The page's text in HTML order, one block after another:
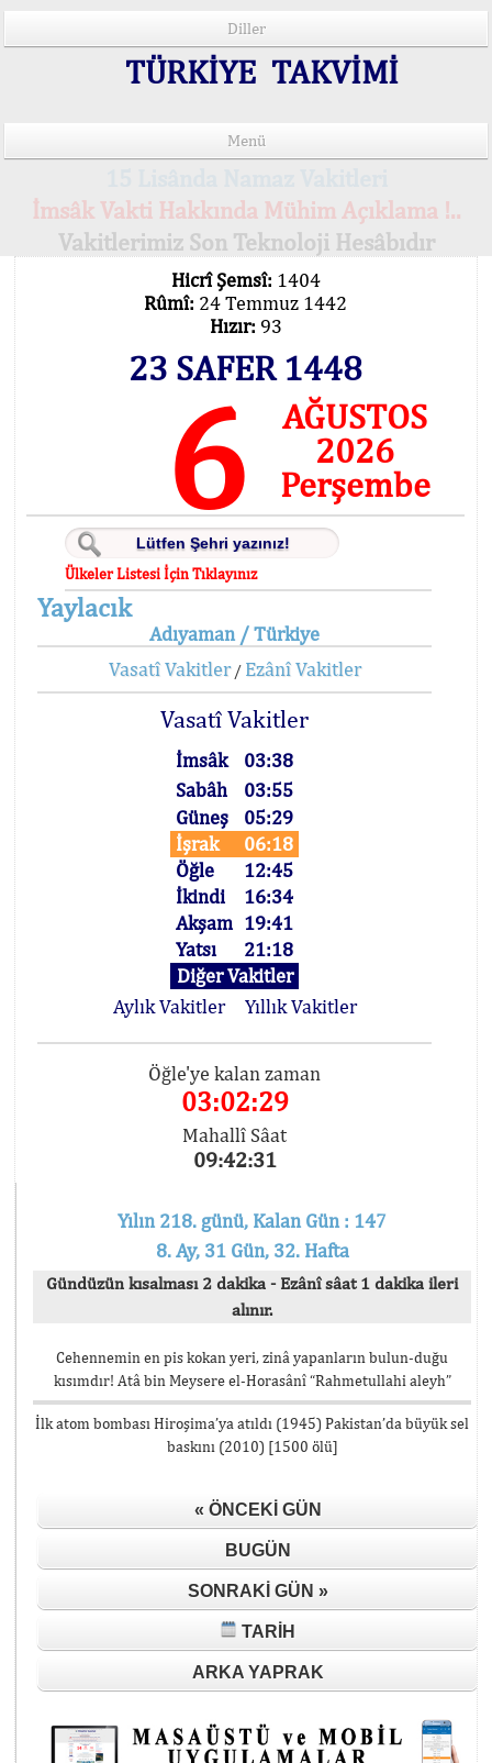
Diller
TÜRKİYE TAKVİMİ
Menü
İmsâk Vakti Hakkında Mühim Açıklama !..
Vakitlerimiz Son Teknoloji Hesâbıdır
Hicrî Şemsî: 1404
Rûmî: 24 Temmuz 1442
Hızır: 93
23 SAFER 1448
6
AĞUSTOS
2026
Perşembe
Ülkeler Listesi İçin Tıklayınız
Yaylacık
Adıyaman / Türkiye
Vasatî Vakitler/ Ezânî Vakitler
Vasatî Vakitler
İmsâk
03:38
Sabâh
03:55
Güneş
05:29
İşrak
06:18
Öğle
12:45
İkindi
16:34
Akşam 19:41
Yatsı
21:18
Diğer Vakitler
Aylık Vakitler
Yıllık Vakitler
Öğle'ye kalan zaman
03:02:29
Mahallî Sâat
09:42:31
Yılın 218. günü, Kalan Gün : 147
8. Ay, 31 Gün, 32. Hafta
Gündüzün kısalması 2 dakika - Ezânî sâat 1 dakika ileri
alınır.
Cehennemin en pis kokan yeri, zinâ yapanların bulun-duğu
kısımdır! Atâ bin Meysere el-Horasânî “Rahmetullahi aleyh”
İlk atom bombası Hiroşima’ya atıldı (1945) Pakistan’da büyük sel
baskını (2010) [1500 ölü]
« ÖNCEKI GÜN
BUGÜN
SONRAKI GÜN »
TARIH
ARKA YAPRAK